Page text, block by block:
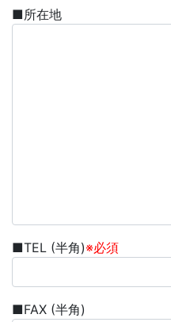
■所在地
■TEL (半角)※必須
■FAX (半角)